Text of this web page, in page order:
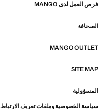
فرص العمل لدى MANGO
الصحافة
MANGO OUTLET
SITE MAP
المسؤولية
سياسة الخصوصية وملفات تعريف الارتباط